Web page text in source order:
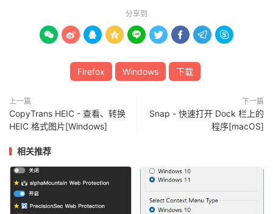
分享到
        
Firefox Windows 下载
上一篇
CopyTrans HEIC - 查看、转换
HEIC 格式图片[Windows]
下一篇
Snap - 快速打开 Dock 栏上的
程序[macOS]
相关推荐